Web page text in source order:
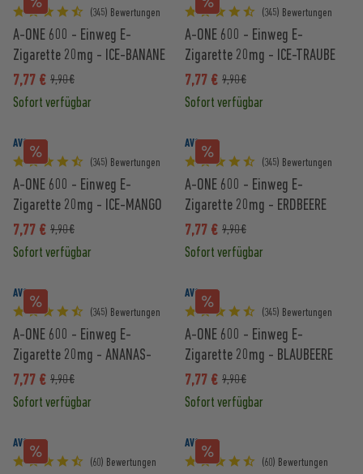
(345) Bewertungen
A-ONE 600 - Einweg E-
Zigarette 20mg - ICE-BANANE
7,77 € 9,90 €
Sofort verfügbar
(345) Bewertungen
A-ONE 600 - Einweg E-
Zigarette 20mg - ICE-TRAUBE
7,77 € 9,90 €
Sofort verfügbar
AVORIA
(345) Bewertungen
A-ONE 600 - Einweg E-
Zigarette 20mg - ICE-MANGO
7,77 € 9,90 €
Sofort verfügbar
AVORIA
(345) Bewertungen
A-ONE 600 - Einweg E-
Zigarette 20mg - ERDBEERE
7,77 € 9,90 €
Sofort verfügbar
AVORIA
(345) Bewertungen
A-ONE 600 - Einweg E-
Zigarette 20mg - ANANAS-
KOKOS
7,77 € 9,90 €
Sofort verfügbar
AVORIA
(345) Bewertungen
A-ONE 600 - Einweg E-
Zigarette 20mg - BLAUBEERE
7,77 € 9,90 €
Sofort verfügbar
AVORIA
(60) Bewertungen
AVORIA
(60) Bewertungen